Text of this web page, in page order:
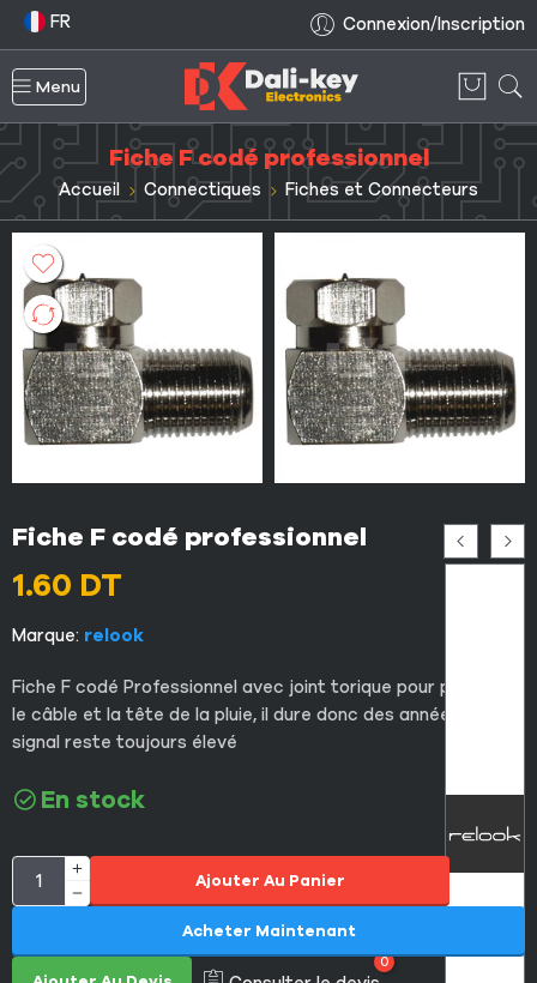
FR Connexion/Inscription
Menu
Fiche F codé professionnel
Accueil Connectiques Fiches et Connecteurs
Fiche F codé professionnel
1.60 DT
Marque: relook
Fiche F codé Professionnel avec joint torique pour protéger
le câble et la tête de la pluie, il dure donc des années et le
signal reste toujours élevé
En stock
Ajouter Au Panier
0
Acheter Maintenant